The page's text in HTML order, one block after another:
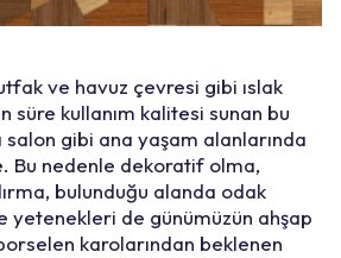
ve havuz çevresi gibi ıslak
süre kullanım kalitesi sunan bu
salon gibi ana yaşam alanlarında
Bu nedenle dekoratif olma,
bulunduğu alanda odak
yetenekleri de günümüzün ahşap
karolarından beklenen